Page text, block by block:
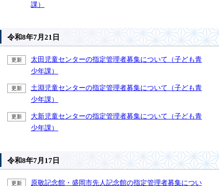
課）
令和8年7月21日
更新
太田児童センターの指定管理者募集について（子ども青
少年課）
更新
土淵児童センターの指定管理者募集について（子ども青
少年課）
更新
大新児童センターの指定管理者募集について（子ども青
少年課）
令和8年7月17日
更新
原敬記念館・盛岡市先人記念館の指定管理者募集につい